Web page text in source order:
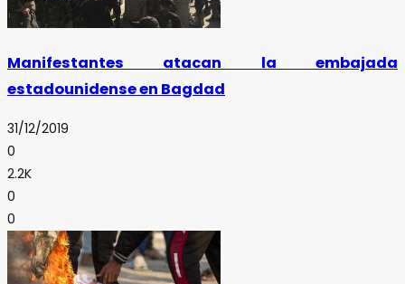
Manifestantes atacan la embajada
estadounidense en Bagdad
31/12/2019
0
2.2K
0
0